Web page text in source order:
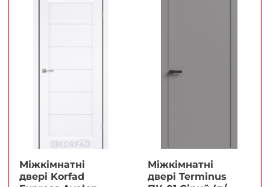
Міжкімнатні
двері Korfad
Міжкімнатні
двері Terminus